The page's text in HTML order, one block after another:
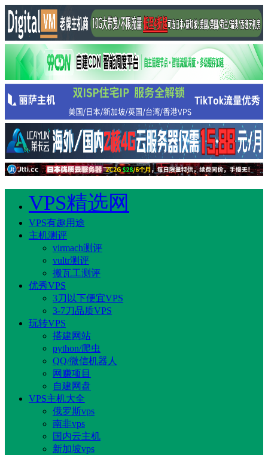
VPS精选网
VPS有趣用途
主机测评
virmach测评
vultr测评
搬瓦工测评
优秀VPS
3刀以下便宜VPS
3-7刀品质VPS
玩转VPS
搭建网站
python/爬虫
QQ/微信机器人
网赚项目
自建网盘
VPS主机大全
俄罗斯vps
南非vps
国内云主机
新加坡vps